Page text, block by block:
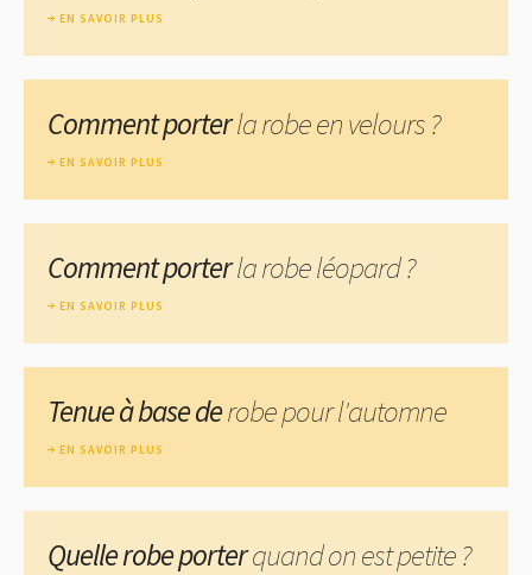
EN SAVOIR PLUS
Comment porterla robe en velours ?
EN SAVOIR PLUS
Comment porterla robe léopard ?
EN SAVOIR PLUS
Tenue à base derobe pour l'automne
EN SAVOIR PLUS
Quelle robe porterquand on est petite ?